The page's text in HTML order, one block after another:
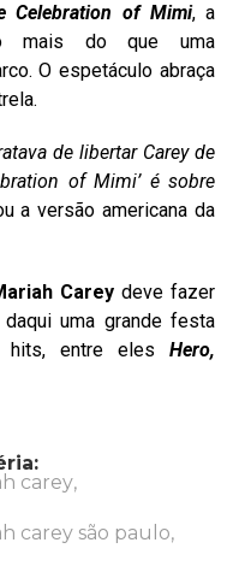
Celebration of Mimi, a
mais do que uma
O espetáculo abraça
de libertar Carey de
of Mimi’ é sobre
a versão americana da
Carey deve fazer
uma grande festa
hits, entre eles Hero,
carey,
carey são paulo,